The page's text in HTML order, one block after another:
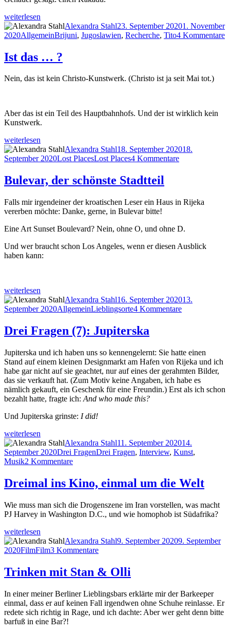
„Manchmal
hilft
ein
weiterlesen
Autor
Alexandra StahlVeröffentlicht
am
23. September 20201. November
2020Kategorien
AllgemeinSchlagwörter
Brijuni, Jugoslawien, Recherche, Tito4 Kommentare
Ist das … ?
Nein, das ist kein Christo-Kunstwerk. (Christo ist ja seit Mai tot.)
Aber das ist ein Teil des Hauptbahnhofs. Und der ist wirklich kein
Kunstwerk.
„Ist
das
…
weiterlesen
Autor
Alexandra StahlVeröffentlicht
am
18. September 202018.
September 2020Kategorien
Lost PlacesSchlagwörter
Lost Places4 Kommentarezu
Bulevar, der schönste Stadtteil
Falls mir irgendeiner der kroatischen Leser ein Haus in Rijeka
vererben möchte: Danke, gerne, in Bulevar bitte!
Eine Art Sunset Boulevard? Nein, ohne O, und ohne D.
Und wer braucht schon Los Angeles, wenn er diesen Ausblick
haben kann:
„Bulevar,
der
schönste
weiterlesen
Autor
Alexandra StahlVeröffentlicht
am
16. September 202013.
September 2020Kategorien
AllgemeinSchlagwörter
Lieblingsorte4 Kommentarezu
Drei Fragen (7): Jupiterska
Jupiterska und ich haben uns so kennengelernt: Sie hatte einen
Stand auf einem kleinen Designmarkt am Hafen von Rijeka und ich
habe gar nicht auf sie geachtet, nur auf eines der gerahmten Bilder,
das sie verkauft hat. (Zum Motiv keine Angaben, ich habe es
nämlich gekauft, ein Geschenk für eine Freundin.) Erst als ich schon
bezahlt hatte, fragte ich: And who made this?
Und Jupiterska grinste: I did!
„Drei
Fragen
(7):
Jupiterska“
weiterlesen
Autor
Alexandra StahlVeröffentlicht
am
11. September 202014.
September 2020Kategorien
Drei FragenSchlagwörter
Drei Fragen, Interview, Kunst,
Musik2 Kommentarezu
Fragen
(7):
Dreimal ins Kino, einmal um die Welt
Wie muss man sich die Drogenszene im Iran vorstellen, was macht
PJ Harvey in Washington D.C., und wie homophob ist Südafrika?
„Dreimal
ins
Kino,
um
die
weiterlesen
Autor
Alexandra StahlVeröffentlicht
9. September 20209. September
2020Kategorien
FilmSchlagwörter
Film3 Kommentarezu
ins
Kino,
um
die
Welt
Trinken mit Stan & Olli
In einer meiner Berliner Lieblingsbars erklärte mir der Barkeeper
einmal, dass er auf keinen Fall irgendwen ohne Schuhe reinlasse. Er
redete sich richtig in Rage, und ich dachte: Aber wer geht denn bitte
barfuß in eine Bar?!